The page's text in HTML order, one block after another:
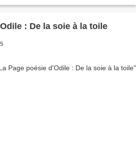
La Page poésie d'Odile : De la soie à la toile